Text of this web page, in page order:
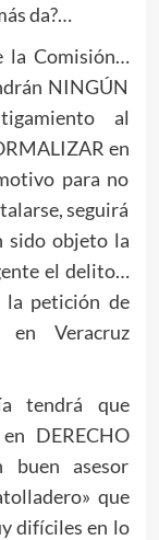
da?…
la Comisión…
NINGÚN
al
en
para no
seguirá
sido objeto la
el delito…
la petición de
en Veracruz
tendrá que
DERECHO
buen asesor
que
difíciles en lo